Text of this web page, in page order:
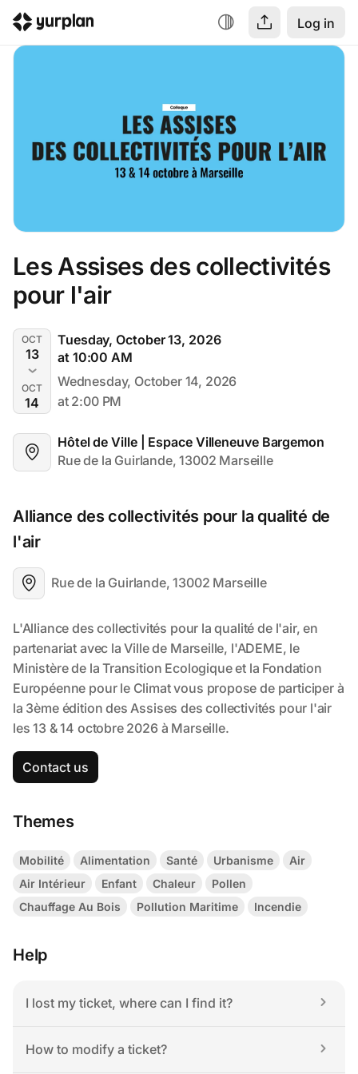
Log in
Les Assises des collectivités
pour l'air
OCT
13
OCT
14
Tuesday, October 13, 2026
at 10:00 AM
Wednesday, October 14, 2026
at 2:00 PM
Hôtel de Ville | Espace Villeneuve Bargemon
Rue de la Guirlande, 13002 Marseille
Alliance des collectivités pour la qualité de
l'air
Rue de la Guirlande, 13002 Marseille
Contact us
Themes
Mobilité Alimentation Santé Urbanisme
Air
Air Intérieur
Enfant Chaleur
Pollen
Chauffage Au Bois
Pollution Maritime Incendie
Help
I lost my ticket, where can I find it?
How to modify a ticket?